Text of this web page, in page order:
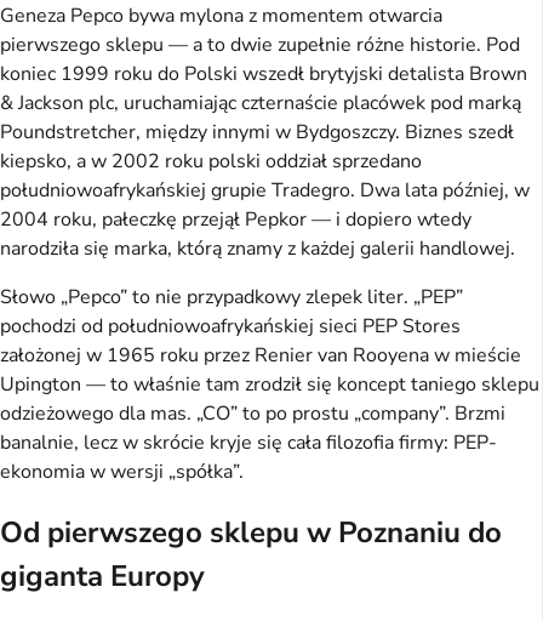
Geneza Pepco bywa mylona z momentem otwarcia
pierwszego sklepu — a to dwie zupełnie różne historie. Pod
koniec 1999 roku do Polski wszedł brytyjski detalista Brown
& Jackson plc, uruchamiając czternaście placówek pod marką
Poundstretcher, między innymi w Bydgoszczy. Biznes szedł
kiepsko, a w 2002 roku polski oddział sprzedano
południowoafrykańskiej grupie Tradegro. Dwa lata później, w
2004 roku, pałeczkę przejął Pepkor — i dopiero wtedy
narodziła się marka, którą znamy z każdej galerii handlowej.
Słowo „Pepco” to nie przypadkowy zlepek liter. „PEP”
pochodzi od południowoafrykańskiej sieci PEP Stores
założonej w 1965 roku przez Renier van Rooyena w mieście
Upington — to właśnie tam zrodził się koncept taniego sklepu
odzieżowego dla mas. „CO” to po prostu „company”. Brzmi
banalnie, lecz w skrócie kryje się cała filozofia firmy: PEP-
ekonomia w wersji „spółka”.
Od pierwszego sklepu w Poznaniu do
giganta Europy